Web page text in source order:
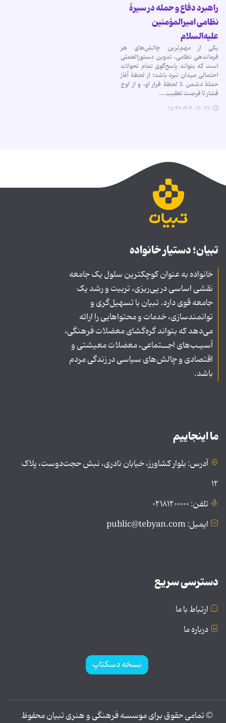
راهبرد دفاع و حمله در سیرۀ
نظامی امیرالمؤمنین
علیه‌السلام
یکی از مهم‌ترین چالش‌های هر
فرماندهی نظامی، تدوین دستورالعملی
است که بتواند پاسخ‌گوی تمام تحولات
احتمالی میدان نبرد باشد؛ از لحظۀ آغاز
حملۀ دشمن تا لحظۀ فرار او، و از اوج
فشار تا فرصت تعقیب.…
۱۴۰۴-۱۲-۲۷ ۱۵:۴۹
تبیان؛ دستیار خانواده
خانواده به عنوان کوچکترین سلول یک جامعه
نقشی اساسی در پی‌ریزی، تربیت و رشد یک
جامعه قوی دارد. تبیان با تسهیل‌گری و
توانمندسازی، خدمات و محتواهایی را ارائه
می‌دهد که بتواند گره‌گشای معضلات فرهنگی،
آسیـب‌های اجــتماعی، معضلات معیشتی و
اقتصادی و چالش‌های سیاسی در زندگی مردم
باشد.
ما اینجاییم
آدرس: بلوار کشاورز، خیابان نادری، نبش حجت‌دوست، پلاک
۱۲
تلفن: ۰۲۱۸۱۲۰۰۰۰۰
ایمیل: public@tebyan.com
دسترسی سریع
ارتباط با ما
درباره ما
نسخه دسکتاپ
© تمامی حقوق برای موسسه فرهنگی و هنری تبیان محفوظ